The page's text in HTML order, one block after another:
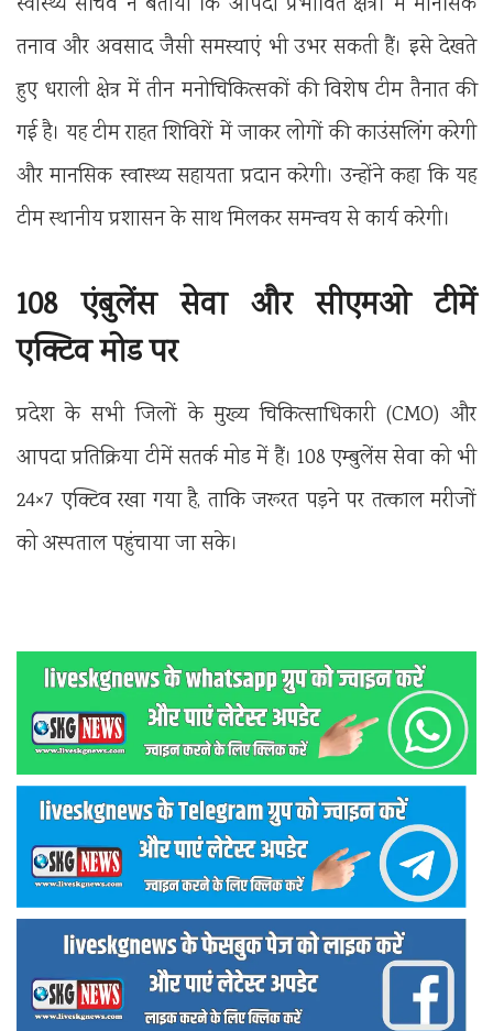
तनाव और अवसाद जैसी समस्याएं भी उभर सकती हैं। इसे देखते
हुए धराली क्षेत्र में तीन मनोचिकित्सकों की विशेष टीम तैनात की
गई है। यह टीम राहत शिविरों में जाकर लोगों की काउंसलिंग करेगी
और मानसिक स्वास्थ्य सहायता प्रदान करेगी। उन्होंने कहा कि यह
टीम स्थानीय प्रशासन के साथ मिलकर समन्वय से कार्य करेगी।
108 एंबुलेंस सेवा और सीएमओ टीमें
एक्टिव मोड पर
प्रदेश के सभी जिलों के मुख्य चिकित्साधिकारी (CMO) और
आपदा प्रतिक्रिया टीमें सतर्क मोड में हैं। 108 एम्बुलेंस सेवा को भी
24×7 एक्टिव रखा गया है, ताकि जरूरत पड़ने पर तत्काल मरीजों
को अस्पताल पहुंचाया जा सके।